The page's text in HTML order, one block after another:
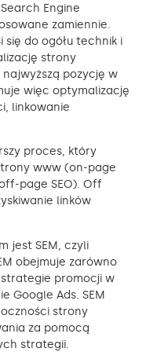
Engine
zamiennie.
się do ogółu technik i
strony
pozycję w
więc optymalizację
linkowanie
proces, który
www (on-page
page SEO). Off
linków
jest SEM, czyli
obejmuje zarówno
strategie promocji w
Google Ads. SEM
strony
za pomocą
strategii.